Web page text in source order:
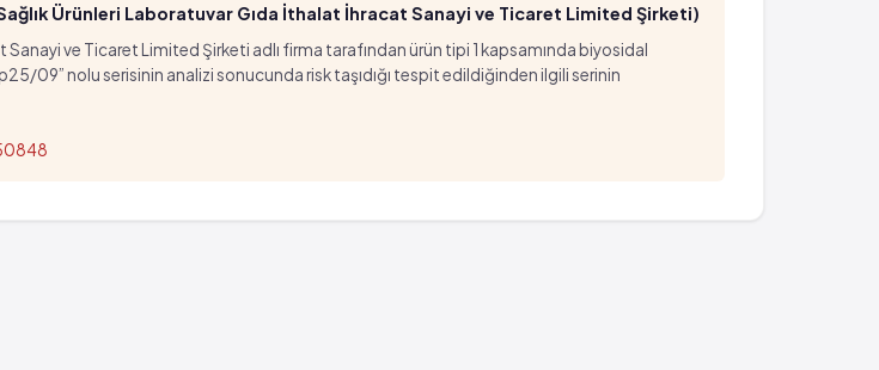
Ürünleri Laboratuvar Gıda İthalat İhracat Sanayi ve Ticaret Limited Şirketi)
ve Ticaret Limited Şirketi adlı firma tarafından ürün tipi 1 kapsamında biyosidal
09” nolu serisinin analizi sonucunda risk taşıdığı tespit edildiğinden ilgili serinin